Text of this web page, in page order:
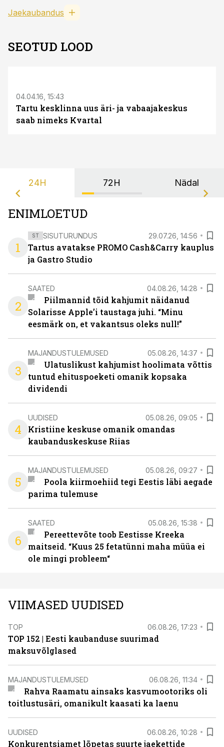
Jaekaubandus
SEOTUD LOOD
04.04.16, 15:43
Tartu kesklinna uus äri- ja vabaajakeskus
saab nimeks Kvartal
24H 72H Nädal
ENIMLOETUD
1
ST SISUTURUNDUS 29.07.26, 14:56
Tartus avatakse PROMO Cash&Carry kauplus
ja Gastro Studio
2
SAATED 04.08.26, 14:28
Piilmannid tõid kahjumit näidanud
Solarisse Apple’i taustaga juhi. “Minu
eesmärk on, et vakantsus oleks null!”
3
MAJANDUSTULEMUSED 05.08.26, 14:37
Ulatuslikust kahjumist hoolimata võttis
tuntud ehituspoeketi omanik kopsaka
dividendi
4
UUDISED 05.08.26, 09:05
Kristiine keskuse omanik omandas
kaubanduskeskuse Riias
5
MAJANDUSTULEMUSED 05.08.26, 09:27
Poola kiirmoehiid tegi Eestis läbi aegade
parima tulemuse
6
SAATED 05.08.26, 15:38
Pereettevõte toob Eestisse Kreeka
maitseid. “Kuus 25 fetatünni maha müüa ei
ole mingi probleem“
VIIMASED UUDISED
TOP 06.08.26, 17:23
TOP 152 | Eesti kaubanduse suurimad
maksuvõlglased
MAJANDUSTULEMUSED 06.08.26, 11:34
Rahva Raamatu ainsaks kasvumootoriks oli
toitlustusäri, omanikult kaasati ka laenu
UUDISED 06.08.26, 10:28
Konkurentsiamet lõpetas suurte jaekettide